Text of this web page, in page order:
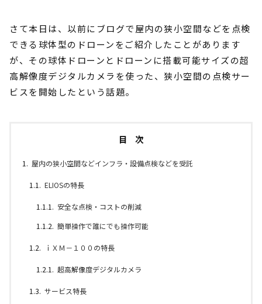
さて本日は、以前にブログで屋内の狭小空間などを点検
できる球体型のドローンをご紹介したことがあります
が、その球体ドローンとドローンに搭載可能サイズの超
高解像度デジタルカメラを使った、狭小空間の点検サー
ビスを開始したという話題。
目 次
屋内の狭小空間などインフラ・設備点検などを受託
ELIOSの特長
安全な点検・コストの削減
簡単操作で誰にでも操作可能
ｉＸＭ－１００の特長
超高解像度デジタルカメラ
サービス特長